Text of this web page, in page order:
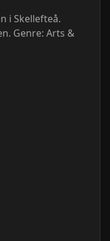
i Skellefteå.
Genre: Arts &